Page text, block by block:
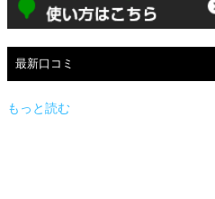
最新口コミ
もっと読む